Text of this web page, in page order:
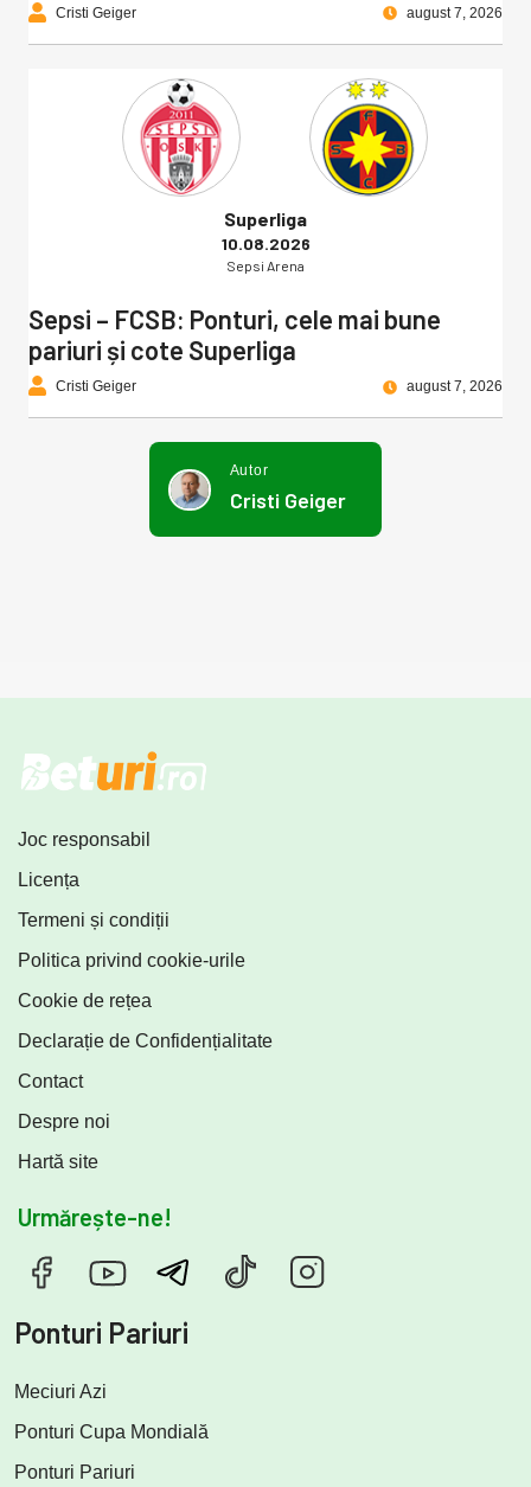
Cristi Geiger august 7, 2026
Superliga
10.08.2026
Sepsi Arena
Sepsi – FCSB: Ponturi, cele mai bune
pariuri și cote Superliga
Cristi Geiger august 7, 2026
Autor
Cristi Geiger
Joc responsabil
Licența
Termeni și condiții
Politica privind cookie-urile
Cookie de rețea
Declarație de Confidențialitate
Contact
Despre noi
Hartă site
Urmărește-ne!
Ponturi Pariuri
Meciuri Azi
Ponturi Cupa Mondială
Ponturi Pariuri